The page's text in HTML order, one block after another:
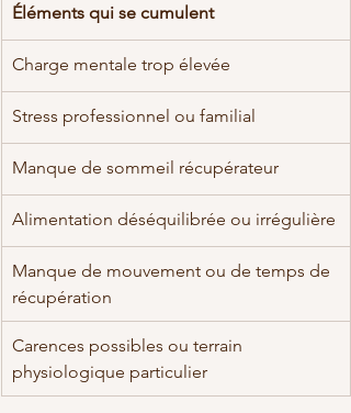
Éléments qui se cumulent
Charge mentale trop élevée
Stress professionnel ou familial
Manque de sommeil récupérateur
Alimentation déséquilibrée ou irrégulière
Manque de mouvement ou de temps de
récupération
Carences possibles ou terrain
physiologique particulier